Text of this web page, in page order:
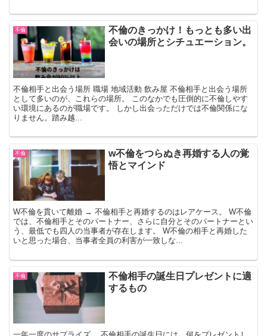
不倫
不倫のきっかけ！もっとも多い出
会いの場所とシチュエーション。
不倫相手と出会う場所 職場 地域活動 飲み屋 不倫相手と出会う場所
として多いのが、これらの場所。 このなかでも圧倒的に不倫しやす
い環境にあるのが職場です。 しかし出会っただけでは不倫関係にな
りません。踏み越...
不倫
w不倫をつらぬき再婚する人の覚
悟とマインド
W不倫を貫いて離婚 → 不倫相手と再婚するのはレアケース。 W不倫
では、不倫相手とそのパートナー、さらに自分とそのパートナーとい
う、最低でも四人の当事者が存在します。 W不倫の相手と再婚した
いと思った場合、当事者全員の利害が一致しな...
不倫
不倫相手の誕生日プレゼントに適
するもの